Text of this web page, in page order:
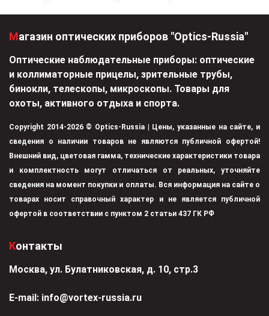
Магазин оптических приборов "Optics-Russia"
Оптические наблюдательные приборы: оптические
и коллиматорные прицелы, зрительные трубы,
бинокли, телескопы, микроскопы. Товары для
охоты, активного отдыха и спорта.
Copyright 2014-2026 © Optics-Russia | Цены, указанные на сайте, и
сведения о наличии товаров не являются публичной офертой!
Внешний вид, цветовая гамма, технические характеристики товара
и комплектность могут отличаться от реальных, уточняйте
сведения на момент покупки и оплаты. Вся информация на сайте о
товарах носит справочный характер и не является публичной
офертой в соответствии с пунктом 2 статьи 437 ГК РФ
Контакты
Москва, ул. Булатниковская, д. 10, стр.3
Е-mail: info@vortex-russia.ru